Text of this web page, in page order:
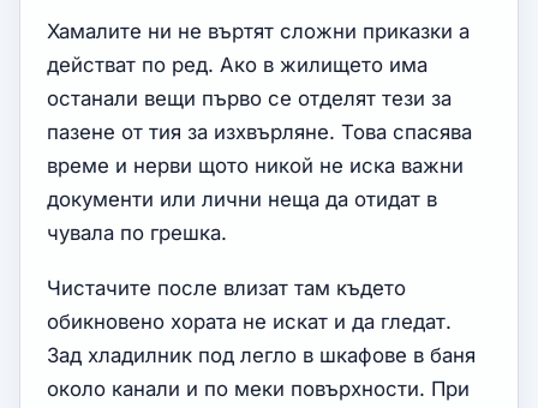
Хамалите ни не въртят сложни приказки а
действат по ред. Ако в жилището има
останали вещи първо се отделят тези за
пазене от тия за изхвърляне. Това спасява
време и нерви щото никой не иска важни
документи или лични неща да отидат в
чувала по грешка.
Чистачите после влизат там където
обикновено хората не искат и да гледат.
Зад хладилник под легло в шкафове в баня
около канали и по меки повърхности. При